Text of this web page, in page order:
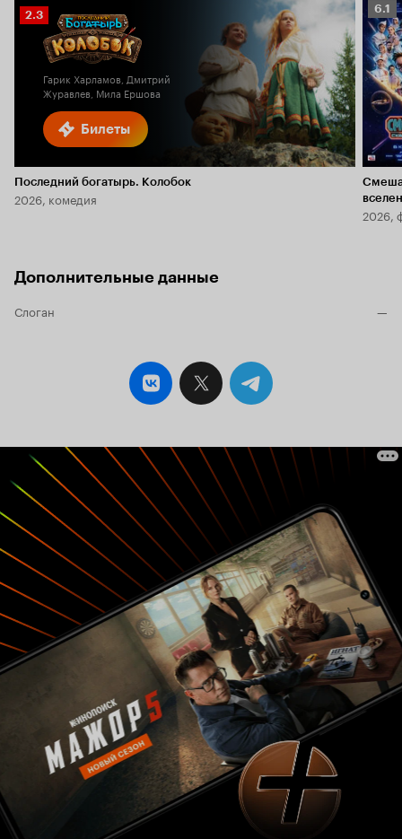
Билеты
Рейтинг
Кинопоиска
2.3
Гарик Харламов, Дмитрий
Журавлев, Мила Ершова
Последний богатырь. Колобок
2026, комедия
6.1
6.1
2026,
Дополнительные данные
Слоган —